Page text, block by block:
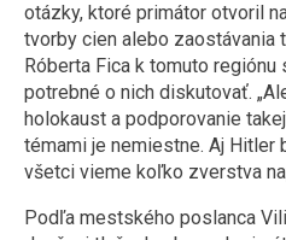
otázky, ktoré primátor otvoril
tvorby cien alebo zaostávania
Róberta Fica k tomuto regiónu
potrebné o nich diskutovať.
holokaust a podporovanie
témami je nemiestne. Aj Hitler
všetci vieme koľko zverstva
Podľa mestského poslanca